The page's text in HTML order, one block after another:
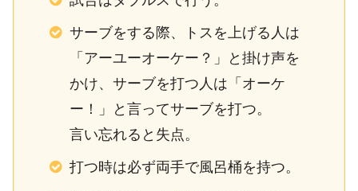
サーブをする際、トスを上げる人は
「アーユーオーケー？」と掛け声を
かけ、サーブを打つ人は「オーケ
ー！」と言ってサーブを打つ。
言い忘れると失点。
打つ時は必ず両手で風呂桶を持つ。